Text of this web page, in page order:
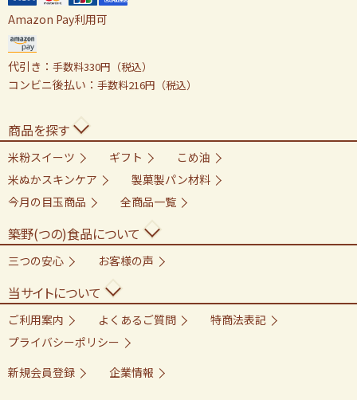
Amazon Pay利用可
代引き： 手数料330円（税込）
コンビニ後払い： 手数料216円（税込）
商品を探す
米粉スイーツ ギフト
こめ油
米ぬかスキンケア
製菓製パン材料
今月の目玉商品
全商品一覧
築野(つの)食品について
三つの安心 お客様の声
当サイトについて
ご利用案内 よくあるご質問
特商法表記
プライバシーポリシー
新規会員登録
企業情報